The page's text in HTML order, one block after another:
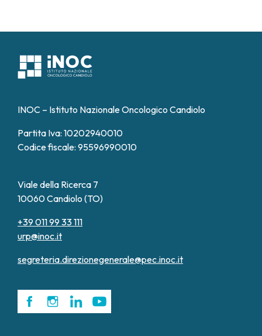
INOC – Istituto Nazionale Oncologico Candiolo
Partita Iva: 10202940010
Codice fiscale: 95596990010
Viale della Ricerca 7
10060 Candiolo (TO)
+39 011 99 33 111
urp@inoc.it
segreteria.direzionegenerale@pec.inoc.it